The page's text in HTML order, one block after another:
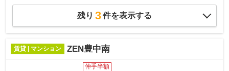
残り 3件を表示する
賃貸 | マンション ZEN豊中南
仲手半額